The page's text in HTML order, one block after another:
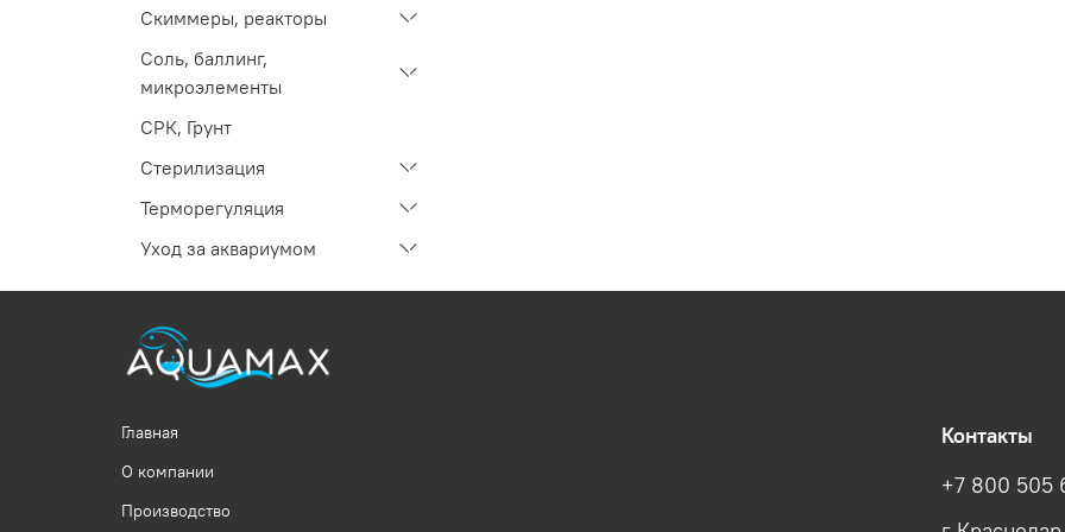
Скиммеры, реакторы
Соль, баллинг,
микроэлементы
СРК, Грунт
Стерилизация
Терморегуляция
Уход за аквариумом
Главная
О компании
Производство
Контакты
+7 800 505